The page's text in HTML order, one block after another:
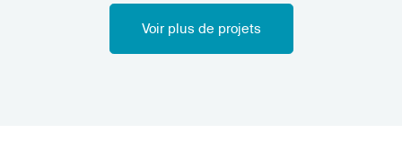
Voir plus de projets